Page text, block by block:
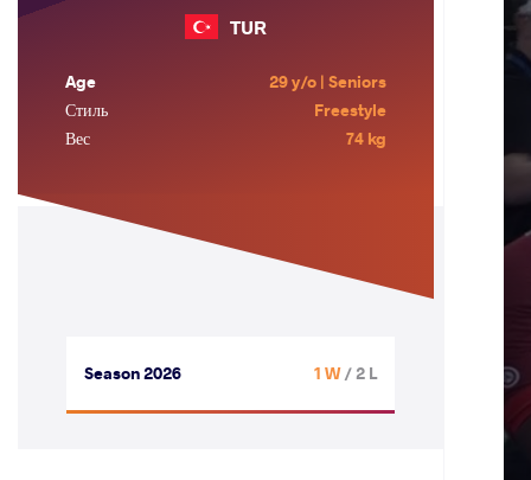
TUR
Age
29 y/o | Seniors
Стиль
Freestyle
Вес
74 kg
Season 2026 1 W/ 2 L